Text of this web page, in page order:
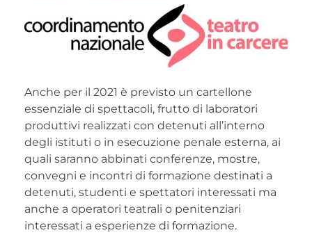
Anche per il 2021 è previsto un cartellone
essenziale di spettacoli, frutto di laboratori
produttivi realizzati con detenuti all’interno
degli istituti o in esecuzione penale esterna, ai
quali saranno abbinati conferenze, mostre,
convegni e incontri di formazione destinati a
detenuti, studenti e spettatori interessati ma
anche a operatori teatrali o penitenziari
interessati a esperienze di formazione.